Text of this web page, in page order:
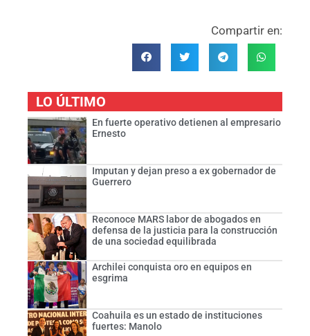
Compartir en:
LO ÚLTIMO
En fuerte operativo detienen al empresario
Ernesto
Imputan y dejan preso a ex gobernador de
Guerrero
Reconoce MARS labor de abogados en
defensa de la justicia para la construcción
de una sociedad equilibrada
Archilei conquista oro en equipos en
esgrima
Coahuila es un estado de instituciones
fuertes: Manolo